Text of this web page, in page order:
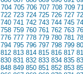
704 705 706 707 708 709
722 723 724 725 726 727
740 741 742 743 744 745
758 759 760 761 762 763
776 777 778 779 780 781
794 795 796 797 798 799
812 813 814 815 816 817
830 831 832 833 834 835
848 849 850 851 852 853